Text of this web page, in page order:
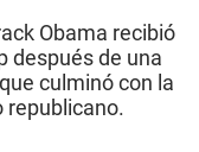
Obama recibió
después de una
culminó con la
republicano.